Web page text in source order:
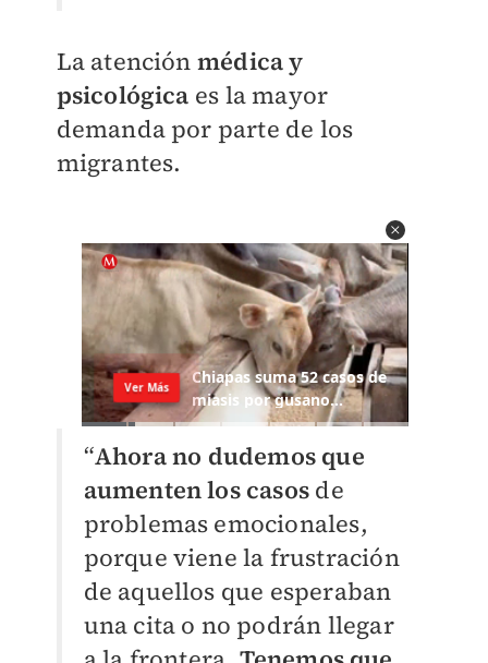
La atención médica y
psicológica es la mayor
demanda por parte de los
migrantes.
“Ahora no dudemos que
aumenten los casos de
problemas emocionales,
porque viene la frustración
de aquellos que esperaban
una cita o no podrán llegar